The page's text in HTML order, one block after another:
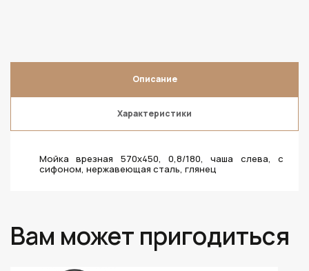
Описание
Характеристики
Мойка врезная 570х450, 0,8/180, чаша слева, с
сифоном, нержавеющая сталь, глянец
Вам может пригодиться